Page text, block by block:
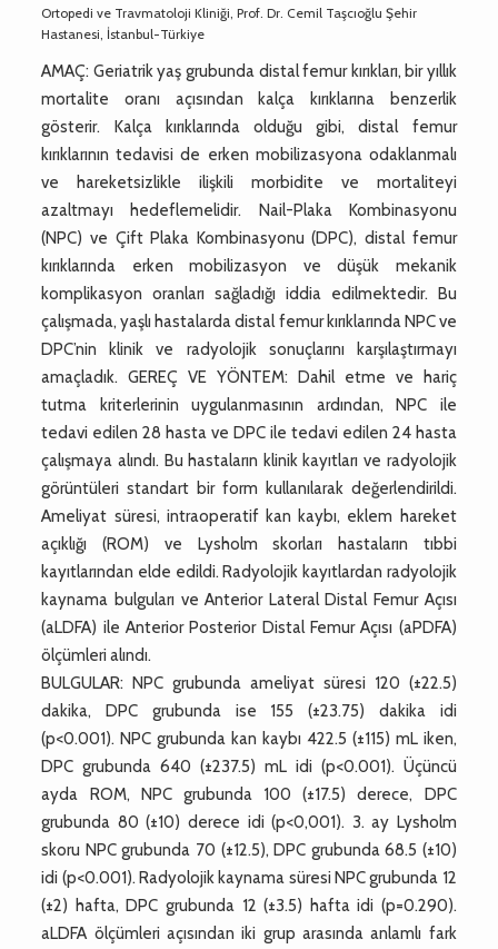
Ortopedi ve Travmatoloji Kliniği, Prof. Dr. Cemil Taşcıoğlu Şehir
Hastanesi, İstanbul-Türkiye
AMAÇ: Geriatrik yaş grubunda distal femur kırıkları, bir yıllık
mortalite oranı açısından kalça kırıklarına benzerlik
gösterir. Kalça kırıklarında olduğu gibi, distal femur
kırıklarının tedavisi de erken mobilizasyona odaklanmalı
ve hareketsizlikle ilişkili morbidite ve mortaliteyi
azaltmayı hedeflemelidir. Nail-Plaka Kombinasyonu
(NPC) ve Çift Plaka Kombinasyonu (DPC), distal femur
kırıklarında erken mobilizasyon ve düşük mekanik
komplikasyon oranları sağladığı iddia edilmektedir. Bu
çalışmada, yaşlı hastalarda distal femur kırıklarında NPC ve
DPC’nin klinik ve radyolojik sonuçlarını karşılaştırmayı
amaçladık. GEREÇ VE YÖNTEM: Dahil etme ve hariç
tutma kriterlerinin uygulanmasının ardından, NPC ile
tedavi edilen 28 hasta ve DPC ile tedavi edilen 24 hasta
çalışmaya alındı. Bu hastaların klinik kayıtları ve radyolojik
görüntüleri standart bir form kullanılarak değerlendirildi.
Ameliyat süresi, intraoperatif kan kaybı, eklem hareket
açıklığı (ROM) ve Lysholm skorları hastaların tıbbi
kayıtlarından elde edildi. Radyolojik kayıtlardan radyolojik
kaynama bulguları ve Anterior Lateral Distal Femur Açısı
(aLDFA) ile Anterior Posterior Distal Femur Açısı (aPDFA)
ölçümleri alındı.
BULGULAR: NPC grubunda ameliyat süresi 120 (±22.5)
dakika, DPC grubunda ise 155 (±23.75) dakika idi
(p<0.001). NPC grubunda kan kaybı 422.5 (±115) mL iken,
DPC grubunda 640 (±237.5) mL idi (p<0.001). Üçüncü
ayda ROM, NPC grubunda 100 (±17.5) derece, DPC
grubunda 80 (±10) derece idi (p<0,001). 3. ay Lysholm
skoru NPC grubunda 70 (±12.5), DPC grubunda 68.5 (±10)
idi (p<0.001). Radyolojik kaynama süresi NPC grubunda 12
(±2) hafta, DPC grubunda 12 (±3.5) hafta idi (p=0.290).
aLDFA ölçümleri açısından iki grup arasında anlamlı fark